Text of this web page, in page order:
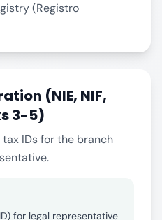
(Registro
(NIE, NIF,
3-5)
IDs for the branch
for legal representative